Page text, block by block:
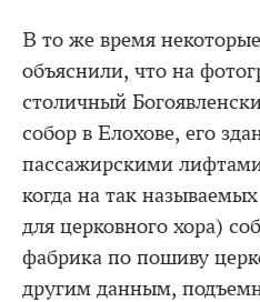
В то же время
объяснили, что на
столичный
собор в Елохове, его
пассажирскими
когда на так
для церковного хора)
фабрика по пошиву
другим данным,